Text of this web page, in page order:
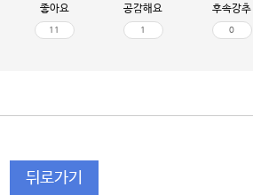
좋아요
11
공감해요
1
후속강추
0
뒤로가기